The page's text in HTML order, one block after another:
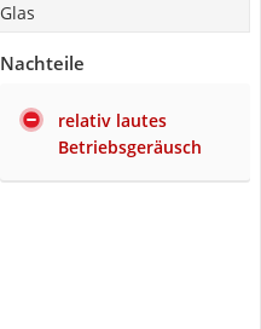
Glas
Nachteile
relativ lautes
Betriebsgeräusch